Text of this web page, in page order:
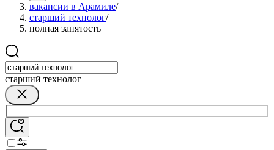
вакансии в Арамиле/
старший технолог/
полная занятость
старший технолог